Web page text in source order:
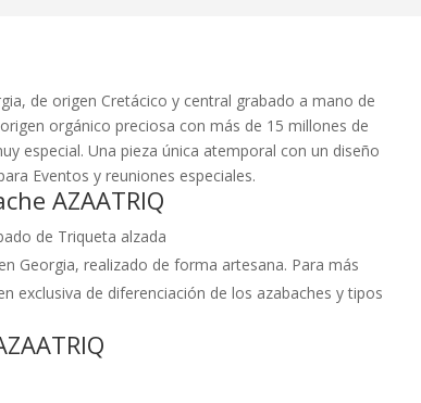
de origen Cretácico y central grabado a mano de
orgánico preciosa con más de 15 millones de
especial. Una pieza única atemporal con un diseño
Eventos y reuniones especiales.
AZAATRIQ
de Triqueta alzada
Georgia, realizado de forma artesana. Para más
exclusiva de diferenciación de los azabaches y tipos